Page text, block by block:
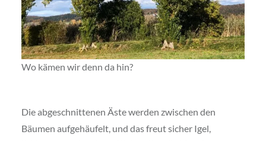
Wo kämen wir denn da hin?
Die abgeschnittenen Äste werden zwischen den
Bäumen aufgehäufelt, und das freut sicher Igel,